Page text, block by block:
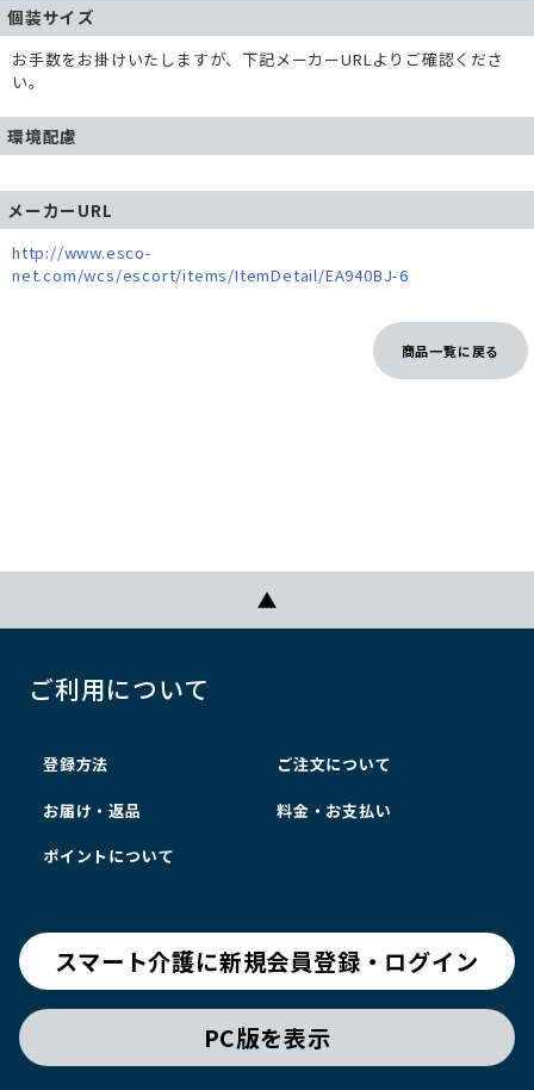
個装サイズ
お手数をお掛けいたしますが、下記メーカーURLよりご確認くださ
い。
環境配慮
メーカーURL
http://www.esco-
net.com/wcs/escort/items/ItemDetail/EA940BJ-6
商品一覧に戻る
ご利用について
登録方法 ご注文について
お届け・返品 料金・お支払い
ポイントについて
スマート介護に新規会員登録・ログイン
PC版を表示